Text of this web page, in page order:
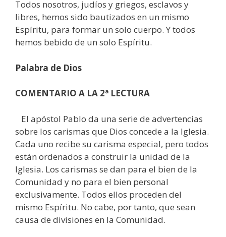
Todos nosotros, judíos y griegos, esclavos y
libres, hemos sido bautizados en un mismo
Espíritu, para formar un solo cuerpo. Y todos
hemos bebido de un solo Espíritu.
Palabra de Dios
COMENTARIO A LA 2ª LECTURA
El apóstol Pablo da una serie de advertencias
sobre los carismas que Dios concede a la Iglesia.
Cada uno recibe su carisma especial, pero todos
están ordenados a construir la unidad de la
Iglesia. Los carismas se dan para el bien de la
Comunidad y no para el bien personal
exclusivamente. Todos ellos proceden del
mismo Espíritu. No cabe, por tanto, que sean
causa de divisiones en la Comunidad.